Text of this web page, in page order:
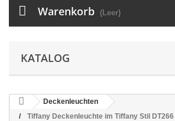
Warenkorb (Leer)
KATALOG
Deckenleuchten
Tiffany Deckenleuchte im Tiffany Stil DT266